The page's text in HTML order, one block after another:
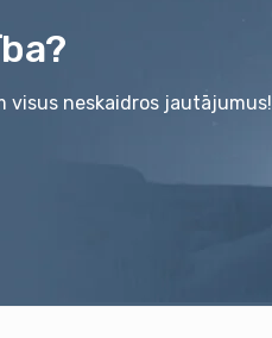
visus neskaidros jautājumus!